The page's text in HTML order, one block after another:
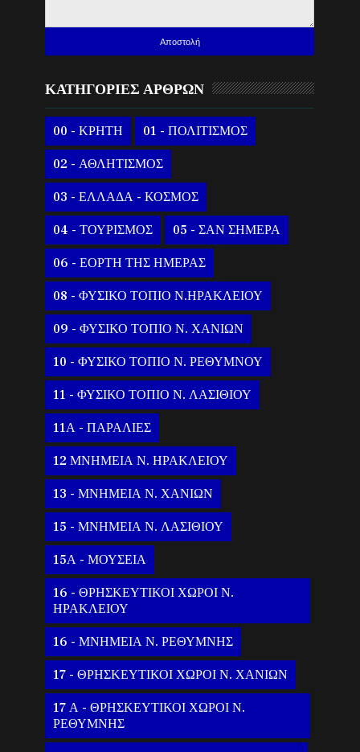
ΚΑΤΗΓΟΡΙΕΣ ΑΡΘΡΩΝ
00 - ΚΡΗΤΗ 01 - ΠΟΛΙΤΙΣΜΟΣ
02 - ΑΘΛΗΤΙΣΜΟΣ
03 - ΕΛΛΑΔΑ - ΚΟΣΜΟΣ
04 - ΤΟΥΡΙΣΜΟΣ 05 - ΣΑΝ ΣΗΜΕΡΑ
06 - ΕΟΡΤΗ ΤΗΣ ΗΜΕΡΑΣ
08 - ΦΥΣΙΚΟ ΤΟΠΙΟ Ν.ΗΡΑΚΛΕΙΟΥ
09 - ΦΥΣΙΚΟ ΤΟΠΙΟ Ν. ΧΑΝΙΩΝ
10 - ΦΥΣΙΚΟ ΤΟΠΙΟ Ν. ΡΕΘΥΜΝΟΥ
11 - ΦΥΣΙΚΟ ΤΟΠΙΟ Ν. ΛΑΣΙΘΙΟΥ
11Α - ΠΑΡΑΛΙΕΣ
12 ΜΝΗΜΕΙΑ Ν. ΗΡΑΚΛΕΙΟΥ
13 - ΜΝΗΜΕΙΑ Ν. ΧΑΝΙΩΝ
15 - ΜΝΗΜΕΙΑ Ν. ΛΑΣΙΘΙΟΥ
15Α - ΜΟΥΣΕΙΑ
16 - ΘΡΗΣΚΕΥΤΙΚΟΙ ΧΩΡΟΙ Ν.
ΗΡΑΚΛΕΙΟΥ
16 - ΜΝΗΜΕΙΑ Ν. ΡΕΘΥΜΝΗΣ
17 - ΘΡΗΣΚΕΥΤΙΚΟΙ ΧΩΡΟΙ Ν. ΧΑΝΙΩΝ
17 Α - ΘΡΗΣΚΕΥΤΙΚΟΙ ΧΩΡΟΙ Ν.
ΡΕΘΥΜΝΗΣ